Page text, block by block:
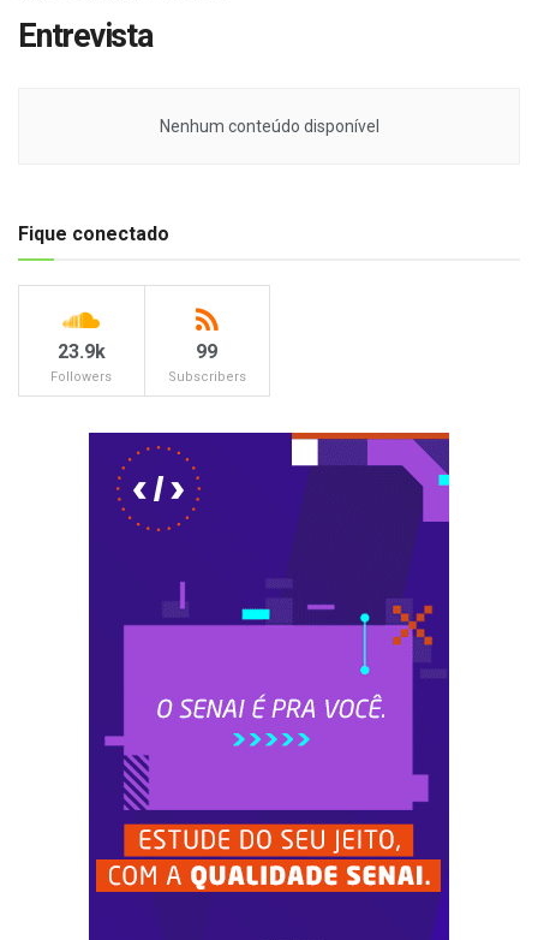
Entrevista
Nenhum conteúdo disponível
Fique conectado
23.9k
Followers
99
Subscribers